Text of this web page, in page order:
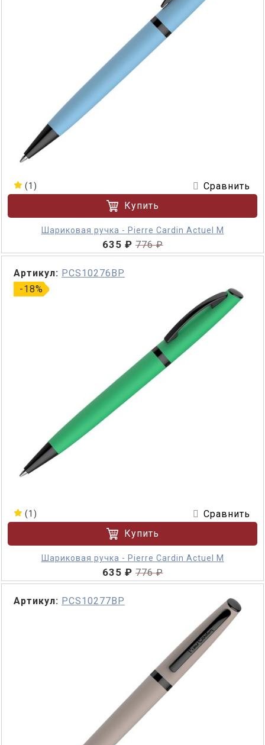
(1)
Сравнить
Купить
Шариковая ручка - Pierre Cardin Actuel M
635 ₽ 776 ₽
-18%
Артикул: PCS10276BP
(1)
Сравнить
Купить
Шариковая ручка - Pierre Cardin Actuel M
635 ₽ 776 ₽
Артикул: PCS10277BP